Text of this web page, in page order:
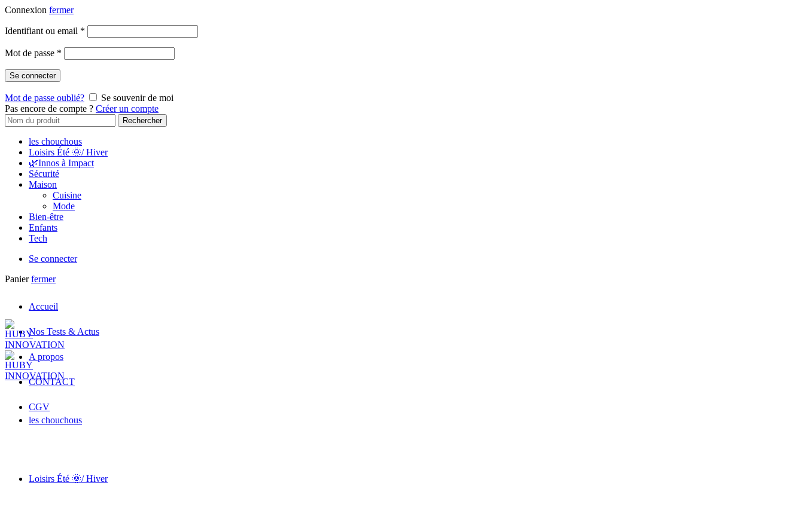
Connexion fermer
Identifiant ou email *
Mot de passe *
Se connecter
Mot de passe oublié?
Se souvenir de moi
Pas encore de compte ? Créer un compte
Rechercher
les chouchous
Loisirs Été 🌞/ Hiver
🌿Innos à Impact
Sécurité
Maison
Cuisine
Mode
Bien-être
Enfants
Tech
Se connecter
Panier fermer
Accueil
Nos Tests & Actus
A propos
CONTACT
CGV
les chouchous
Loisirs Été 🌞/ Hiver